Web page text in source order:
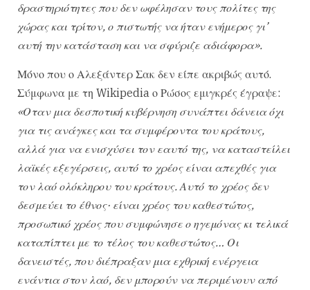
δραστηριότητες που δεν ωφέλησαν τους πολίτες της
χώρας και τρίτον, ο πιστωτής να ήταν ενήμερος γι’
αυτή την κατάσταση και να σφύριζε αδιάφορα».
Μόνο που ο Αλεξάντερ Σακ δεν είπε ακριβώς αυτό.
Σύμφωνα με τη Wikipedia ο Ρώσος εμιγκρές έγραψε:
«Οταν μια δεσποτική κυβέρνηση συνάπτει δάνεια όχι
για τις ανάγκες και τα συμφέροντα του κράτους,
αλλά για να ενισχύσει τον εαυτό της, να καταστείλει
λαϊκές εξεγέρσεις, αυτό το χρέος είναι απεχθές για
τον λαό ολόκληρου του κράτους. Αυτό το χρέος δεν
δεσμεύει το έθνος· είναι χρέος του καθεστώτος,
προσωπικό χρέος που συμφώνησε ο ηγεμόνας κι τελικά
καταπίπτει με το τέλος του καθεστώτος… Οι
δανειστές, που διέπραξαν μια εχθρική ενέργεια
ενάντια στον λαό, δεν μπορούν να περιμένουν από